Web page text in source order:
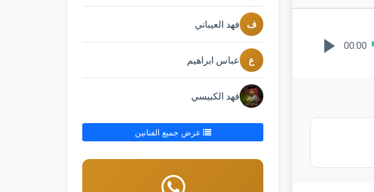
00:00
ف فهد العيباني
ع عباس ابراهيم
فهد الكبيسي
عرض جميع الفنانين